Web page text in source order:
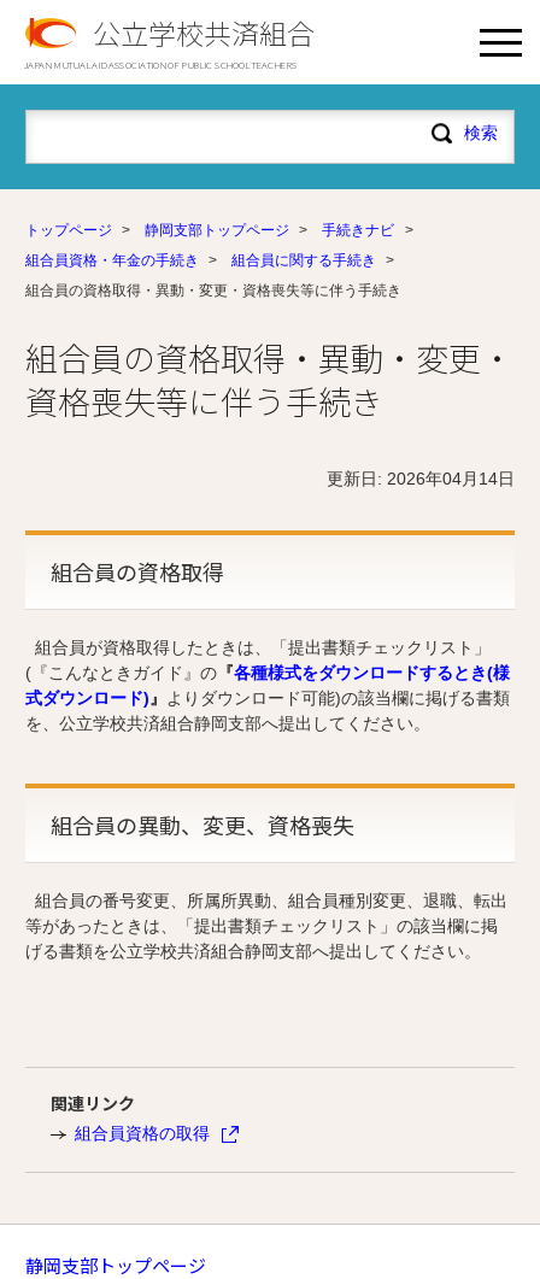
公立学校共済組合
JAPAN MUTUAL AID ASSOCIATION OF PUBLIC SCHOOL TEACHERS
トップページ > 静岡支部トップページ > 手続きナビ
>
組合員資格・年金の手続き
> 組合員に関する手続き
>
組合員の資格取得・異動・変更・資格喪失等に伴う手続き
組合員の資格取得・異動・変更・
資格喪失等に伴う手続き
更新日: 2026年04月14日
組合員の資格取得
組合員が資格取得したときは、「提出書類チェックリスト」
(『こんなときガイド』の 『各種様式をダウンロードするとき(様
式ダウンロード)』 よりダウンロード可能)の該当欄に掲げる書類
を、公立学校共済組合静岡支部へ提出してください。
組合員の異動、変更、資格喪失
組合員の番号変更、所属所異動、組合員種別変更、退職、転出
等があったときは、「提出書類チェックリスト」の該当欄に掲
げる書類を公立学校共済組合静岡支部へ提出してください。
関連リンク
組合員資格の取得
静岡支部トップページ